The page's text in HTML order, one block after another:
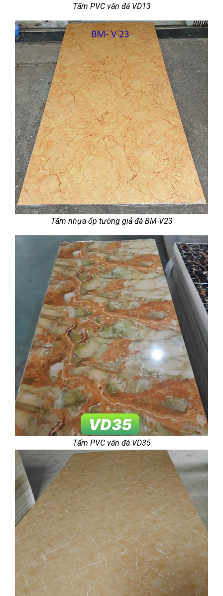
Tấm PVC vân đá VD13
Tấm nhựa ốp tường giả đá BM-V23
Tấm PVC vân đá VD35